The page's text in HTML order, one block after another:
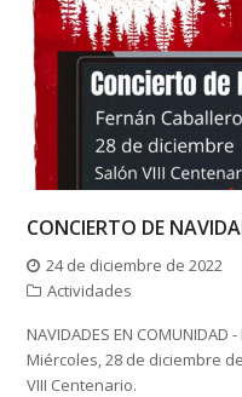
CONCIERTO DE
24 de diciembre de 2022
Actividades
NAVIDADES EN COMUNIDAD
Miércoles, 28 de diciembre
VIII Centenario.